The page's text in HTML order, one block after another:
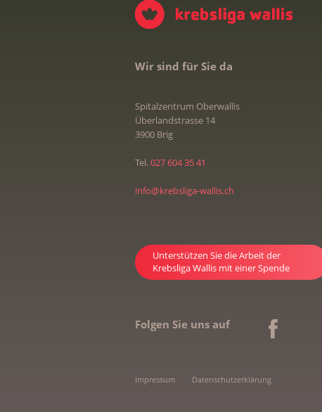
Wir sind für Sie da
Spitalzentrum Oberwallis
Überlandstrasse 14
3900 Brig
Tel.027 604 35 41
info@krebsliga-wallis.ch
Unterstützen Sie die Arbeit der
Krebsliga Wallis mit einer Spende
Folgen Sie uns auf
Impressum Datenschutzerklärung